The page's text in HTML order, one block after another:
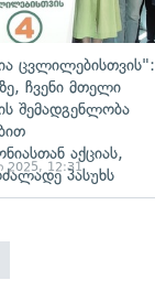
ცვლილებისთვის":
ჩვენი მთელი
შემადგენლობა
აქციას,
პასუხს
2025, 12:31